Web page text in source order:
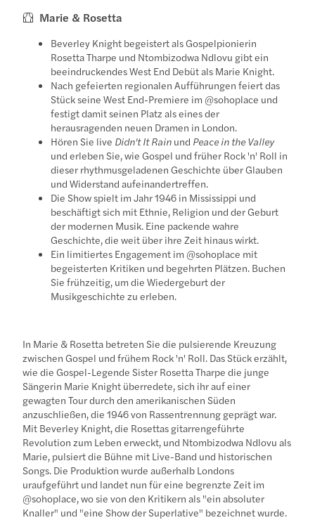
Marie & Rosetta
Beverley Knight begeistert als Gospelpionierin
Rosetta Tharpe und Ntombizodwa Ndlovu gibt ein
beeindruckendes West End Debüt als Marie Knight.
Nach gefeierten regionalen Aufführungen feiert das
Stück seine West End-Premiere im @sohoplace und
festigt damit seinen Platz als eines der
herausragenden neuen Dramen in London.
Hören Sie live Didn't It Rain und Peace in the Valley
und erleben Sie, wie Gospel und früher Rock 'n' Roll in
dieser rhythmusgeladenen Geschichte über Glauben
und Widerstand aufeinandertreffen.
Die Show spielt im Jahr 1946 in Mississippi und
beschäftigt sich mit Ethnie, Religion und der Geburt
der modernen Musik. Eine packende wahre
Geschichte, die weit über ihre Zeit hinaus wirkt.
Ein limitiertes Engagement im @sohoplace mit
begeisterten Kritiken und begehrten Plätzen. Buchen
Sie frühzeitig, um die Wiedergeburt der
Musikgeschichte zu erleben.
In Marie & Rosetta betreten Sie die pulsierende Kreuzung
zwischen Gospel und frühem Rock 'n' Roll. Das Stück erzählt,
wie die Gospel-Legende Sister Rosetta Tharpe die junge
Sängerin Marie Knight überredete, sich ihr auf einer
gewagten Tour durch den amerikanischen Süden
anzuschließen, die 1946 von Rassentrennung geprägt war.
Mit Beverley Knight, die Rosettas gitarrengeführte
Revolution zum Leben erweckt, und Ntombizodwa Ndlovu als
Marie, pulsiert die Bühne mit Live-Band und historischen
Songs. Die Produktion wurde außerhalb Londons
uraufgeführt und landet nun für eine begrenzte Zeit im
@sohoplace, wo sie von den Kritikern als "ein absoluter
Knaller" und "eine Show der Superlative" bezeichnet wurde.